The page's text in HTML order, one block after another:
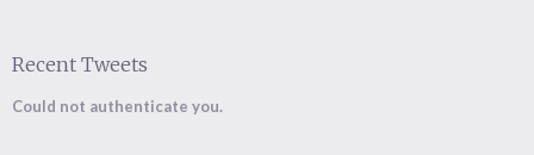
Recent Tweets
Could not authenticate you.